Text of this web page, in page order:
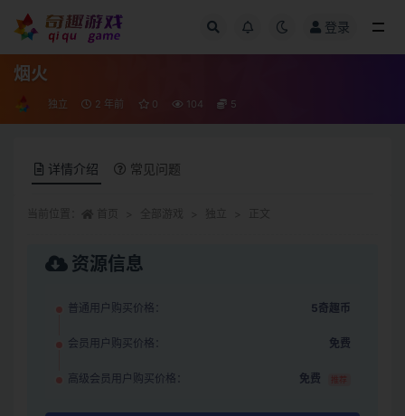
登录
烟火
独立 2 年前 0 104 5
详情介绍 常见问题
资源信息
普通用户购买价格： 5奇趣币
会员用户购买价格： 免费
高级会员用户购买价格： 免费 推荐